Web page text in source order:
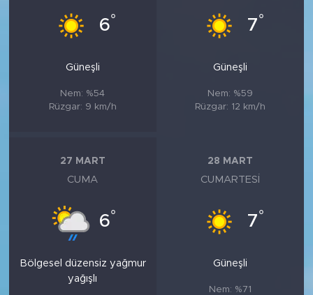
6°
Güneşli
Nem: %54
Rüzgar: 9 km/h
7°
Güneşli
Nem: %59
Rüzgar: 12 km/h
27 MART
CUMA
6°
Bölgesel düzensiz yağmur
yağışlı
28 MART
CUMARTESI
7°
Güneşli
Nem: %71